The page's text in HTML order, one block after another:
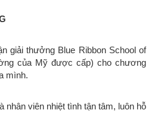
thưởng Blue Ribbon School of
của Mỹ được cấp) cho chương
mình.
viên nhiệt tình tận tâm, luôn hỗ